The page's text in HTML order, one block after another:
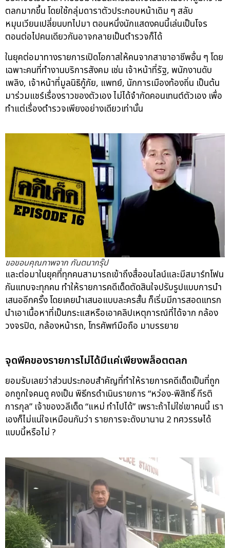
ตลกมากขึ้น โดยใช้กลุ่มดาราตัวประกอบหน้าเดิม ๆ สลับ
หมุนเวียนเปลี่ยนบทไปมา ตอนหนึ่งนักแสดงคนนี้เล่นเป็นโจร
ตอนต่อไปคนเดียวกันอาจกลายเป็นตำรวจก็ได้
ในยุคต่อมาทางรายการเปิดโอกาสให้คนจากสาขาอาชีพอื่น ๆ โดย
เฉพาะคนที่ทำงานบริการสังคม เช่น เจ้าหน้าที่รัฐ, พนักงานดับ
เพลิง, เจ้าหน้าที่มูลนิธิกู้ภัย, แพทย์, นักการเมืองท้องถิ่น เป็นต้น
มาร่วมแชร์เรื่องราวของตัวเอง ไม่ได้จำกัดคอนเทนต์ตัวเอง เพื่อ
ทำแต่เรื่องตำรวจเพียงอย่างเดียวเท่านั้น
ขอขอบคุณภาพจาก กันตนากรุ๊ป
และต่อมาในยุคที่ทุกคนสามารถเข้าถึงสื่ออนไลน์และมีสมาร์ทโฟน
กันแทบจะทุกคน ทำให้รายการคดีเด็ดตัดสินใจปรับรูปแบบการนำ
เสนออีกครั้ง โดยเคยนำเสนอแบบละครสั้น ก็เริ่มมีการสอดแทรก
นำเอาเนื้อหาที่เป็นกระแสหรือเอาคลิปเหตุการณ์ที่ได้จาก กล้อง
วงจรปิด, กล้องหน้ารถ, โทรศัพท์มือถือ มาบรรยาย
จุดพีคของรายการไม่ได้มีแค่เพียงพล็อตตลก
ยอมรับเลยว่าส่วนประกอบสำคัญที่ทำให้รายการคดีเด็ดเป็นที่ถูก
อกถูกใจคนดู คงเป็น พิธีกรดำเนินรายการ “หว่อง-พิสิทธิ์ กีรติ
การกุล” เจ้าของวลีเด็ด “แหม่ ทำไปได้” เพราะถ้าไม่ใช่เขาคนนี้ เรา
เองก็ไม่แน่ใจเหมือนกันว่า รายการจะดังมานาน 2 ทศวรรษได้
แบบนี้หรือไม่ ?